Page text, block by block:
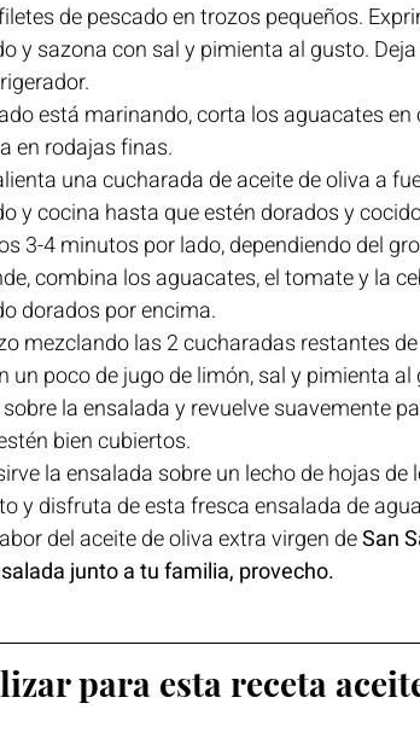
de pescado en trozos pequeños.
y sazona con sal y pimienta al gusto.
está marinando, corta los aguacates
en rodajas finas.
una cucharada de aceite de oliva a
y cocina hasta que estén dorados y
3-4 minutos por lado, dependiendo del
combina los aguacates, el tomate y la
dorados por encima.
mezclando las 2 cucharadas restantes
un poco de jugo de limón, sal y pimienta
la ensalada y revuelve suavemente
bien cubiertos.
la ensalada sobre un lecho de hojas
y disfruta de esta fresca ensalada de
del aceite de oliva extra virgen de San
junto a tu familia, provecho.
para esta receta